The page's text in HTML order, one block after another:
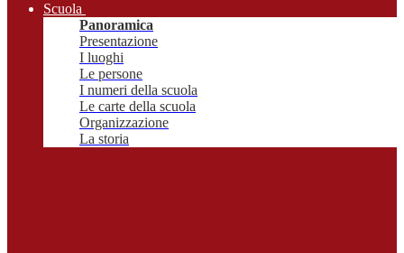
Scuola
Panoramica
Presentazione
I luoghi
Le persone
I numeri della scuola
Le carte della scuola
Organizzazione
La storia